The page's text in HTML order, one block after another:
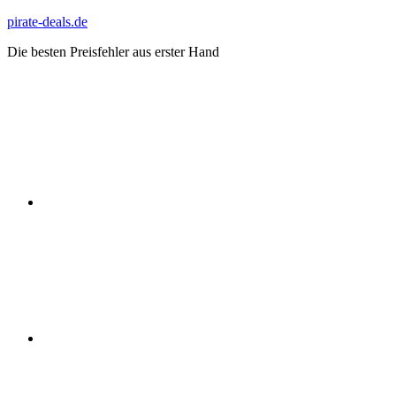
Zum
springen
pirate-deals.de
Die besten Preisfehler aus erster Hand